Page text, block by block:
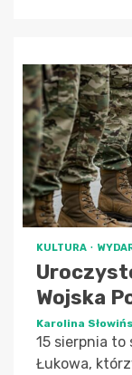
KULTURA
Wojska
Karolina
15 sierpnia
Łukowa,